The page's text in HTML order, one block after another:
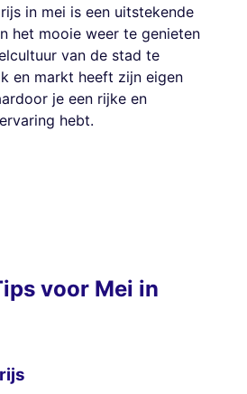
in mei is een uitstekende
het mooie weer te genieten
van de stad te
en markt heeft zijn eigen
je een rijke en
hebt.
voor Mei in